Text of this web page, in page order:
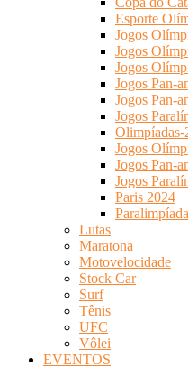
Esporte
Jogos
Jogos
Jogos
Jogos Pan-
Jogos Pan-
Jogos
Olimpíadas-
Jogos
Jogos Pan-
Jogos
Paris 2024
Lutas
Maratona
Motovelocidade
Stock Car
Surf
Tênis
UFC
Vôlei
EVENTOS